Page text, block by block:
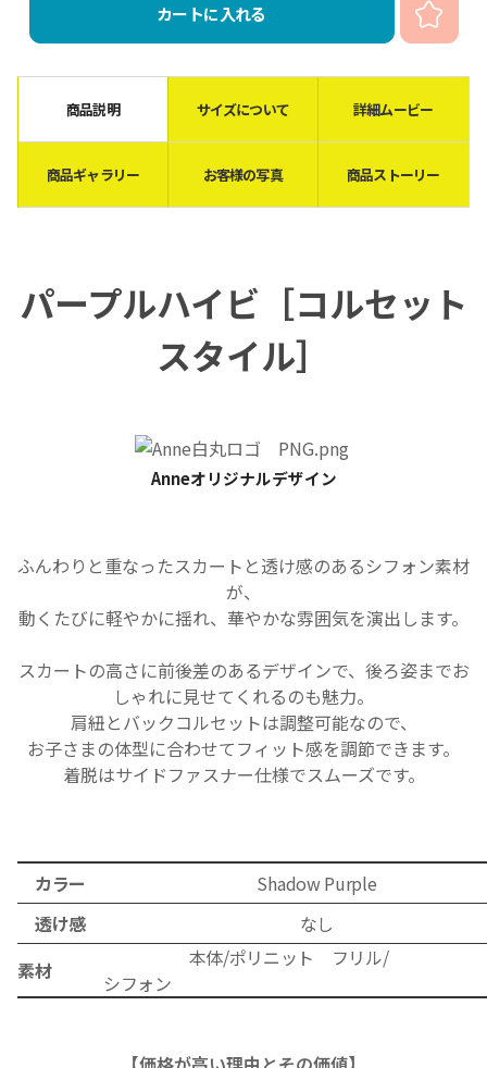
カートに入れる
商品説明 サイズについて 詳細ムービー
商品ギャラリー お客様の写真 商品ストーリー
パープルハイビ［コルセット
スタイル］
Anneオリジナルデザイン
ふんわりと重なったスカートと透け感のあるシフォン素材
が、
動くたびに軽やかに揺れ、華やかな雰囲気を演出します。
スカートの高さに前後差のあるデザインで、後ろ姿までお
しゃれに見せてくれるのも魅力。
肩紐とバックコルセットは調整可能なので、
お子さまの体型に合わせてフィット感を調節できます。
着脱はサイドファスナー仕様でスムーズです。
カラー
Shadow Purple
透け感
なし
素材
本体/ポリニット フリル/
シフォン